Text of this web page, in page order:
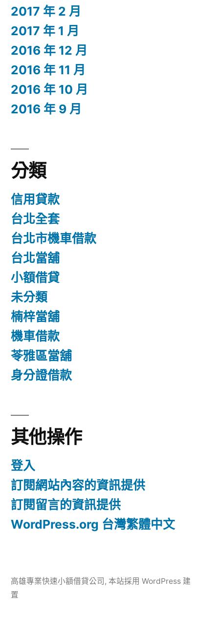
2017 年 2 月
2017 年 1 月
2016 年 12 月
2016 年 11 月
2016 年 10 月
2016 年 9 月
分類
信用貸款
台北全套
台北市機車借款
台北當舖
小額借貸
未分類
楠梓當舖
機車借款
苓雅區當舖
身分證借款
其他操作
登入
訂閱網站內容的資訊提供
訂閱留言的資訊提供
WordPress.org 台灣繁體中文
高雄專業快速小額借貸公司 , 本站採用 WordPress 建
置